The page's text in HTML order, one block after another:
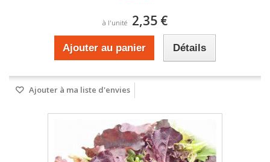
à l'unité 2,35 €
Ajouter au panier Détails
Ajouter à ma liste d'envies